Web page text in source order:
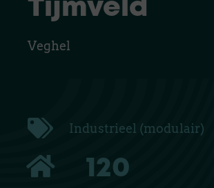
Tijmveld
Veghel
Industrieel (modulair)
120